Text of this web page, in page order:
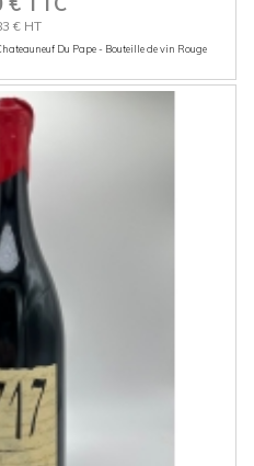
€ HT
Du Pape - Bouteille de vin Rouge